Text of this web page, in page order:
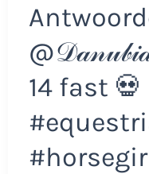
14 fast 💀